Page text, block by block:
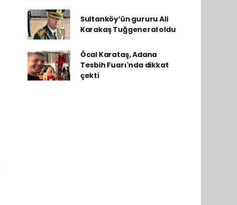
Sultanköy’ün gururu Ali
Karakaş Tuğgeneral oldu
Öcal Karataş, Adana
Tesbih Fuarı'nda dikkat
çekti